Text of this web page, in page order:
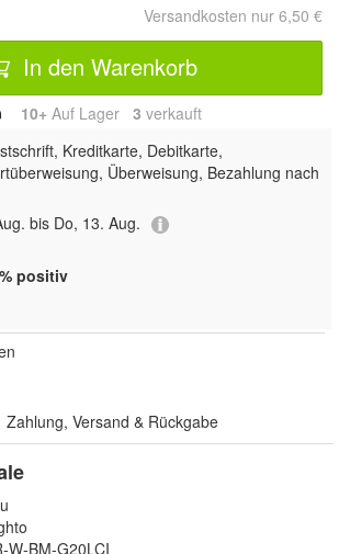
Versandkosten nur 6,50 €
In den Warenkorb
10+ Auf Lager 3 verkauft
Kreditkarte, Debitkarte,
Überweisung, Bezahlung nach
bis Do, 13. Aug.
positiv
Zahlung, Versand & Rückgabe
W-BM-G20LCI